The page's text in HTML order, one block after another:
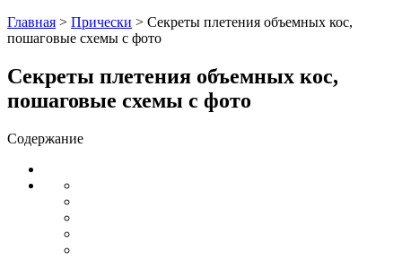
Главная > Прически > Секреты плетения объемных кос,
пошаговые схемы с фото
Секреты плетения объемных кос,
пошаговые схемы с фото
Содержание